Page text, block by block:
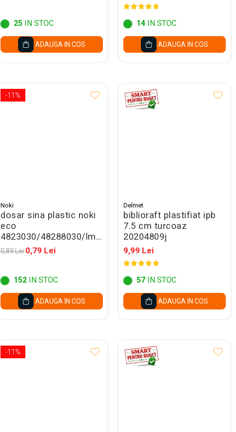
25 IN STOC
ADAUGA IN COS
14 IN STOC
ADAUGA IN COS
-11%
Noki
dosar sina plastic noki
eco
4823030/48288030/lm016
galben -promo
0,89 Lei0,79 Lei
152 IN STOC
ADAUGA IN COS
Delmet
biblioraft plastifiat ipb
7.5 cm turcoaz
20204809j
9,99 Lei
57 IN STOC
ADAUGA IN COS
-11%